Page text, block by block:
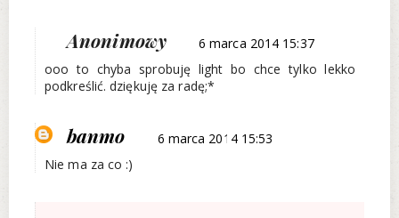
Anonimowy
6 marca 2014 15:37
ooo to chyba sprobuję light bo chce tylko lekko
podkreślić. dziękuję za radę;*
banmo
6 marca 2014 15:53
Nie ma za co :)